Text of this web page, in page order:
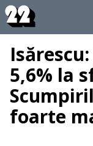
5,6% la
foarte